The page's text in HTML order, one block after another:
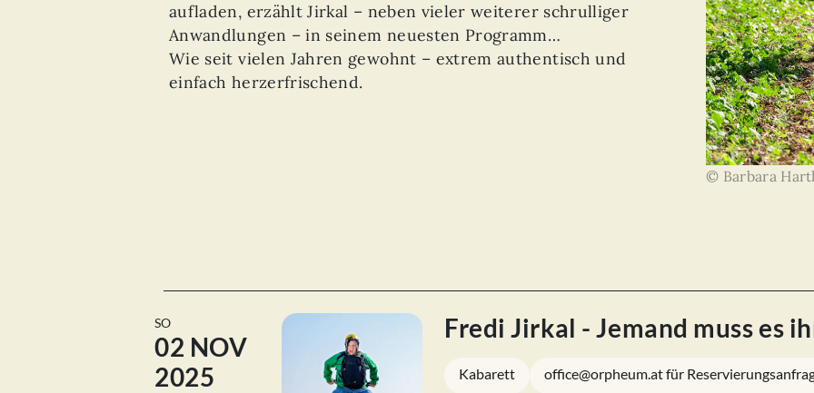
aufladen, erzählt Jirkal – neben vieler weiterer schrulliger
Anwandlungen – in seinem neuesten Programm…
Wie seit vielen Jahren gewohnt – extrem authentisch und
einfach herzerfrischend.
© Barbara
SO
02 NOV
2025
Fredi Jirkal - Jemand muss es
Kabarett office@orpheum.at für